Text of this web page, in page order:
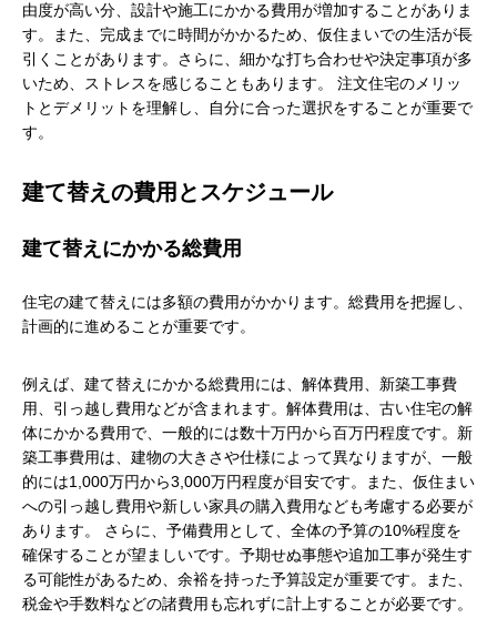
由度が高い分、設計や施工にかかる費用が増加することがありま
す。また、完成までに時間がかかるため、仮住まいでの生活が長
引くことがあります。さらに、細かな打ち合わせや決定事項が多
いため、ストレスを感じることもあります。 注文住宅のメリッ
トとデメリットを理解し、自分に合った選択をすることが重要で
す。
建て替えの費用とスケジュール
建て替えにかかる総費用
住宅の建て替えには多額の費用がかかります。総費用を把握し、
計画的に進めることが重要です。
例えば、建て替えにかかる総費用には、解体費用、新築工事費
用、引っ越し費用などが含まれます。解体費用は、古い住宅の解
体にかかる費用で、一般的には数十万円から百万円程度です。新
築工事費用は、建物の大きさや仕様によって異なりますが、一般
的には1,000万円から3,000万円程度が目安です。また、仮住まい
への引っ越し費用や新しい家具の購入費用なども考慮する必要が
あります。 さらに、予備費用として、全体の予算の10%程度を
確保することが望ましいです。予期せぬ事態や追加工事が発生す
る可能性があるため、余裕を持った予算設定が重要です。また、
税金や手数料などの諸費用も忘れずに計上することが必要です。